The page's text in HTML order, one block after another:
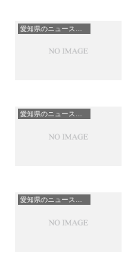
愛知県のニュース一覧